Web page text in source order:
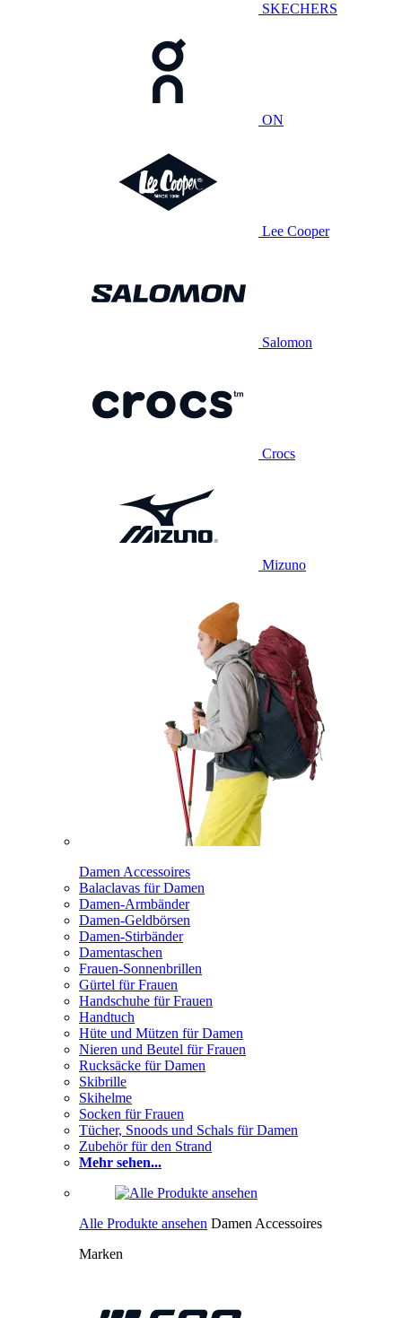
SKECHERS
ON
Lee Cooper
Salomon
Crocs
Mizuno
Damen Accessoires
Balaclavas für Damen
Damen-Armbänder
Damen-Geldbörsen
Damen-Stirbänder
Damentaschen
Frauen-Sonnenbrillen
Gürtel für Frauen
Handschuhe für Frauen
Handtuch
Hüte und Mützen für Damen
Nieren und Beutel für Frauen
Rucksäcke für Damen
Skibrille
Skihelme
Socken für Frauen
Tücher, Snoods und Schals für Damen
Zubehör für den Strand
Mehr sehen...
Alle Produkte ansehen Damen Accessoires
Marken